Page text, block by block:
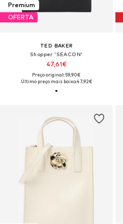
Premium
OFERTA
TED BAKER
Shopper 'SEACON'
47,61€
Preço original: 59,90€
Último preço mais baixo:47,92€